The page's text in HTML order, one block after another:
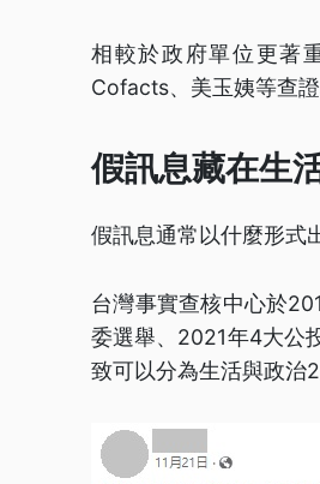
相較於政府單位更著
Cofacts、美玉姨等查
假訊息藏在生
假訊息通常以什麼形式
台灣事實查核中心於
委選舉、2021年4大公
致可以分為生活與政治2